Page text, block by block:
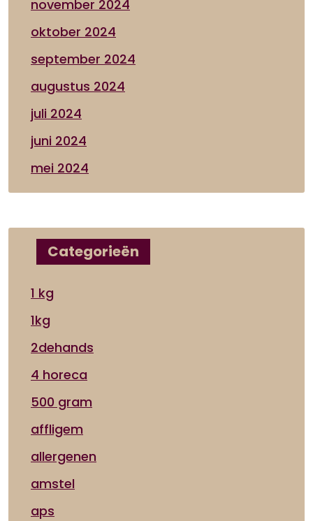
november 2024
oktober 2024
september 2024
augustus 2024
juli 2024
juni 2024
mei 2024
Categorieën
1 kg
1kg
2dehands
4 horeca
500 gram
affligem
allergenen
amstel
aps